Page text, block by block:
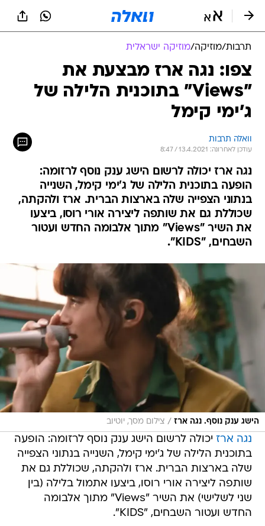
תרבות/מוזיקה/מוזיקה ישראלית
צפו: נגה ארז מבצעת את
"Views" בתוכנית הלילה של
ג'ימי קימל
וואלה תרבות
עודכן לאחרונה: 13.4.2021 / 8:47
נגה ארז יכולה לרשום הישג ענק נוסף לרזומה:
הופעה בתוכנית הלילה של ג'ימי קימל, השנייה
בנתוני הצפייה שלה בארצות הברית. ארז ולהקתה,
שכוללת גם את שותפה ליצירה אורי רוסו, ביצעו
את השיר "Views" מתוך אלבומה החדש ועטור
השבחים, "KIDS".
הישג ענק נוסף. נגה ארז / צילום מסך, יוטיוב
נגה ארז יכולה לרשום הישג ענק נוסף לרזומה: הופעה
בתוכנית הלילה של ג'ימי קימל, השנייה בנתוני הצפייה
שלה בארצות הברית. ארז ולהקתה, שכוללת גם את
שותפה ליצירה אורי רוסו, ביצעו אתמול בלילה (בין
שני לשלישי) את השיר "Views" מתוך אלבומה
החדש ועטור השבחים, "KIDS".